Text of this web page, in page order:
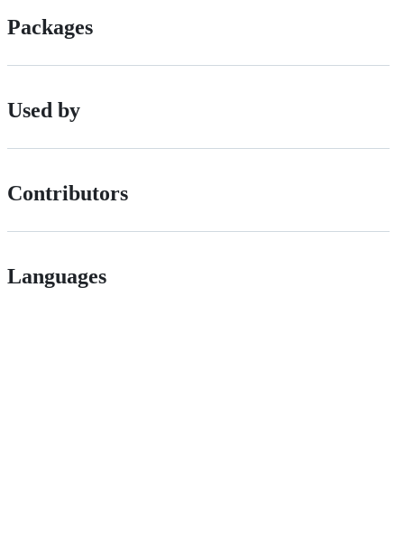
Packages
Used by
Contributors
Languages